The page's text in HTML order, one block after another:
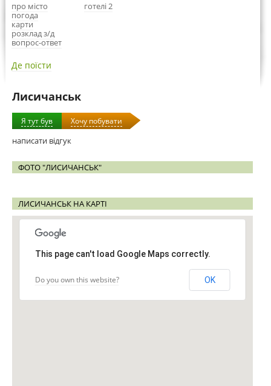
про місто
погода
карти
розклад з/д
вопрос-ответ
готелі 2
Де поїсти
Лисичанськ
Я тут був Хочу побувати
написати відгук
ФОТО "ЛИСИЧАНСЬК"
ЛИСИЧАНСЬК НА КАРТІ
This page can't load Google Maps correctly.
Do you own this website? OK